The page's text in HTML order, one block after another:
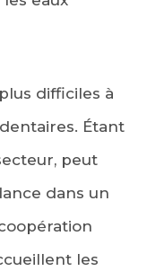
difficiles à
Étant
peut
dans un
les